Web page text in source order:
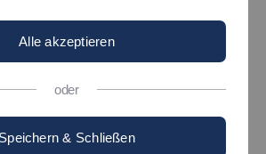
Alle akzeptieren
oder
Speichern & Schließen